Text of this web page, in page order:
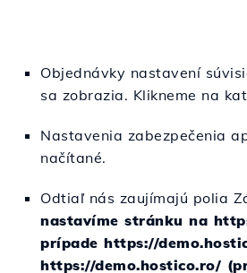
Objednávky nastavení
sa zobrazia. Klikneme na
Nastavenia zabezpečenia
načítané.
Odtiaľ nás zaujímajú polia
nastavíme stránku na
prípade https://
https://demo.hostico.ro/